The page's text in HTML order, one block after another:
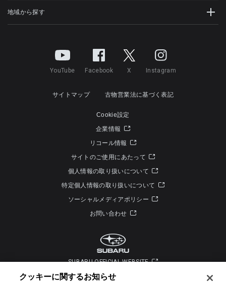
地域から探す
YouTube Facebook X Instagram
サイトマップ 古物営業法に基づく表記
Cookie設定
企業情報
リコール情報
サイトのご使用にあたって
個人情報の取り扱いについて
特定個人情報の取り扱いについて
ソーシャルメディアポリシー
お問い合わせ
SUBARU OFFICIAL WEBSITE
クッキーに関するお知らせ​